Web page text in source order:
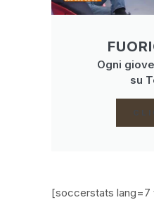
Ogni
su
[soccerstats lang=7